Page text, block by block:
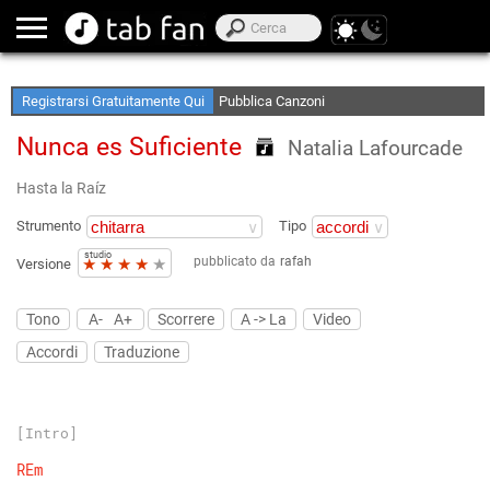
Registrarsi Gratuitamente Qui Pubblica Canzoni
Nunca es Suficiente Natalia Lafourcade
Hasta la Raíz
Strumento Tipo
Versione
studio
★★ ★ ★ ★ pubblicato da rafah
Tono A- A+ Scorrere A -> La
Video
Accordi
Traduzione
[Intro]
REm